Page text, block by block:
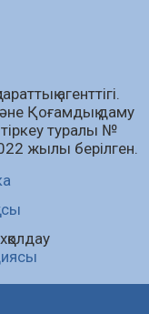
болады?»￼
70 0
агенттігі.
Қоғамдық даму
тіркеу туралы №
жылы берілген.